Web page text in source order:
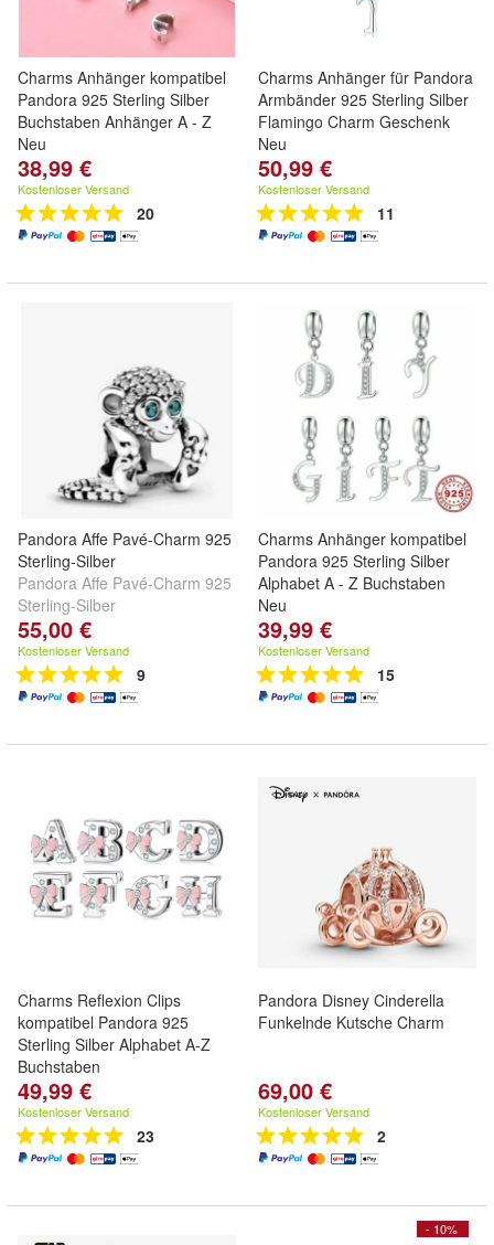
Charms Anhänger kompatibel
Pandora 925 Sterling Silber
Buchstaben Anhänger A - Z
Neu
38,99 €
Kostenloser Versand
20
Charms Anhänger für Pandora
Armbänder 925 Sterling Silber
Flamingo Charm Geschenk
Neu
50,99 €
Kostenloser Versand
11
Pandora Affe Pavé-Charm 925
Sterling-Silber
Pandora Affe Pavé-Charm 925
Sterling-Silber
55,00 €
Kostenloser Versand
9
Charms Anhänger kompatibel
Pandora 925 Sterling Silber
Alphabet A - Z Buchstaben
Neu
39,99 €
Kostenloser Versand
15
Charms Reflexion Clips
kompatibel Pandora 925
Sterling Silber Alphabet A-Z
Buchstaben
49,99 €
Kostenloser Versand
23
Pandora Disney Cinderella
Funkelnde Kutsche Charm
69,00 €
Kostenloser Versand
2
- 10%